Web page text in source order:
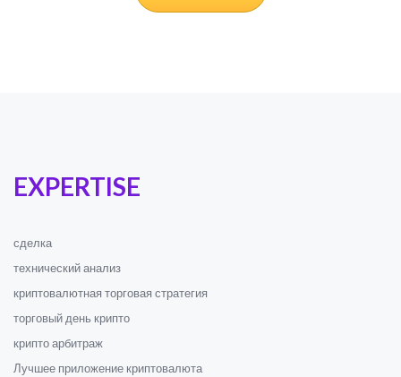
EXPERTISE
сделка
технический анализ
криптовалютная торговая стратегия
торговый день крипто
крипто арбитраж
Лучшее приложение криптовалюта